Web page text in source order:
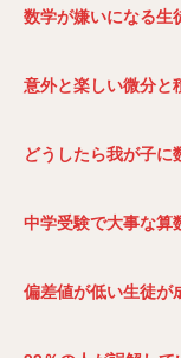
数学が嫌いになる生
意外と楽しい微分と
どうしたら我が子に
中学受験で大事な算
偏差値が低い生徒が